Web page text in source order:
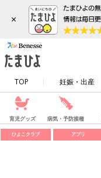
×
TOP 妊娠・出産
育児グッズ 病気・予防接種
ひよこクラブ アプリ